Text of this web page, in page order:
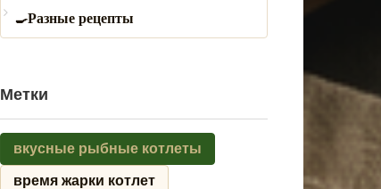
Разные рецепты
Метки
вкусные рыбные котлеты
время жарки котлет